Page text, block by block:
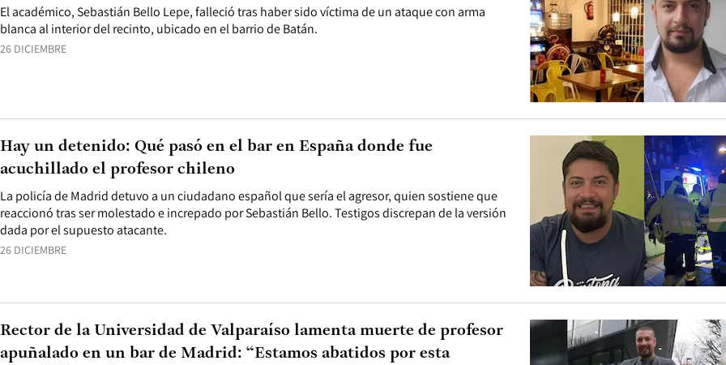
26 DICIEMBRE
El académico, Sebastián Bello Lepe, falleció tras haber sido víctima de un ataque con arma
blanca al interior del recinto, ubicado en el barrio de Batán.
26 DICIEMBRE
La policía de Madrid detuvo a un ciudadano español que sería el agresor, quien sostiene que
reaccionó tras ser molestado e increpado por Sebastián Bello. Testigos discrepan de la versión
dada por el supuesto atacante.
Hay un detenido: Qué pasó en el bar en España donde fue
acuchillado el profesor chileno
Rector de la Universidad de Valparaíso lamenta muerte de profesor
apuñalado en un bar de Madrid: “Estamos abatidos por esta